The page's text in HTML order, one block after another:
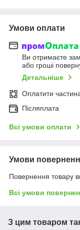
Умови оплати
Ви отримаєте
або гроші
Детальніше
Оплатити
Післяплата
Всі умови оплати
Умови
Повернення товару
Всі умови
З цим товаром